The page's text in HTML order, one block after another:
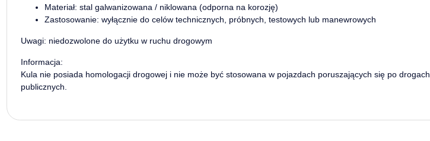
Materiał: stal galwanizowana / niklowana (odporna na korozję)
Zastosowanie: wyłącznie do celów technicznych, próbnych, testowych lub manewrowych
Uwagi: niedozwolone do użytku w ruchu drogowym
Informacja:
Kula nie posiada homologacji drogowej i nie może być stosowana w pojazdach poruszających się po drogach
publicznych.